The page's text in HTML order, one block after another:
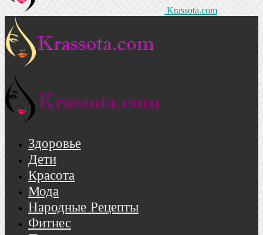
Krassota.com
Здоровье
Дети
Красота
Мода
Народные Рецепты
Фитнес